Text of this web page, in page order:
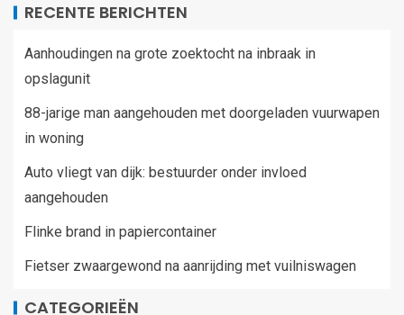
RECENTE BERICHTEN
Aanhoudingen na grote zoektocht na inbraak in
opslagunit
88-jarige man aangehouden met doorgeladen vuurwapen
in woning
Auto vliegt van dijk: bestuurder onder invloed
aangehouden
Flinke brand in papiercontainer
Fietser zwaargewond na aanrijding met vuilniswagen
CATEGORIEËN